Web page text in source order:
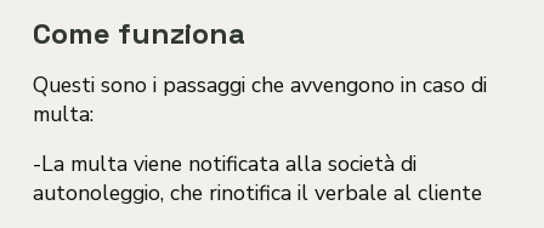
Come funziona
Questi sono i passaggi che avvengono in caso di
multa:
-La multa viene notificata alla società di
autonoleggio, che rinotifica il verbale al cliente